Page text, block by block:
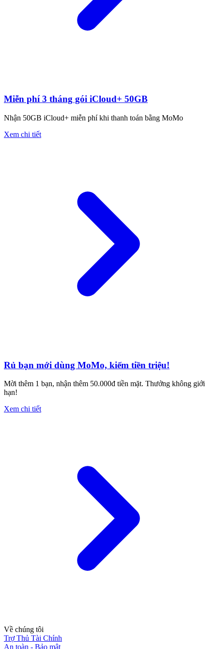
Miễn phí 3 tháng gói iCloud+ 50GB
Nhận 50GB iCloud+ miễn phí khi thanh toán bằng MoMo
Xem chi tiết
Rủ bạn mới dùng MoMo, kiếm tiền triệu!
Mời thêm 1 bạn, nhận thêm 50.000đ tiền mặt. Thưởng không giới
hạn!
Xem chi tiết
Về chúng tôi
Trợ Thủ Tài Chính
An toàn - Bảo mật